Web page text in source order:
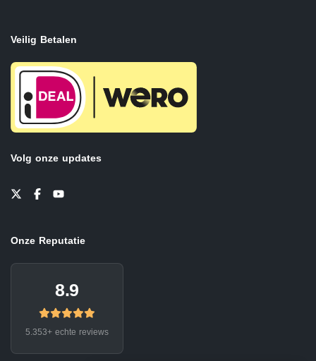
Veilig Betalen
Volg onze updates
Onze Reputatie
8.9
5.353+ echte reviews